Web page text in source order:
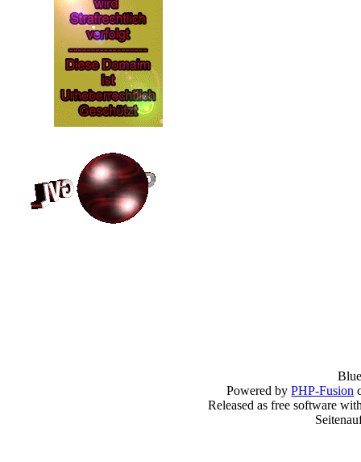
Powered byPHP-Fusion
Released as free software